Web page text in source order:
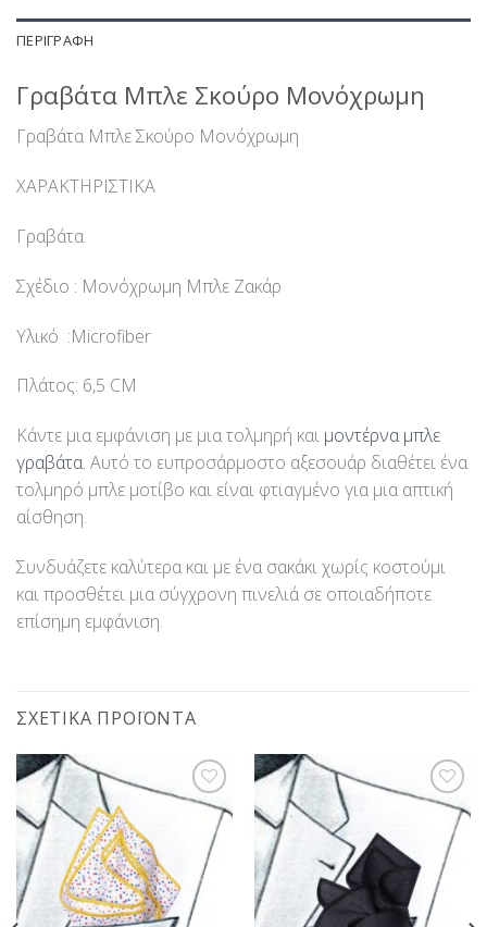
ΠΕΡΙΓΡΑΦΉ
Γραβάτα Μπλε Σκούρο Μονόχρωμη
Γραβάτα Μπλε Σκούρο Μονόχρωμη
ΧΑΡΑΚΤΗΡΙΣΤΙΚΑ
Γραβάτα
Σχέδιο : Μονόχρωμη Μπλε Ζακάρ
Υλικό :Microfiber
Πλάτος: 6,5 CM
Κάντε μια εμφάνιση με μια τολμηρή και μοντέρνα μπλε
γραβάτα. Αυτό το ευπροσάρμοστο αξεσουάρ διαθέτει ένα
τολμηρό μπλε μοτίβο και είναι φτιαγμένο για μια απτική
αίσθηση.
Συνδυάζετε καλύτερα και με ένα σακάκι χωρίς κοστούμι
και προσθέτει μια σύγχρονη πινελιά σε οποιαδήποτε
επίσημη εμφάνιση.
ΣΧΕΤΙΚΆ ΠΡΟΪΌΝΤΑ
Προσθήκη
στη Λίστα
Επιθυμίας
Προσθήκη
στη Λίστα
Επιθυμίας